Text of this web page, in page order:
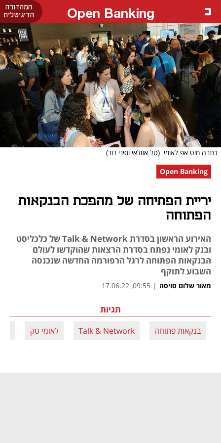
המהדורה
הדיגיטלית
Open Banking
כתבה מיט אפ לאומי (טל אזולאי וסיני דוד)
Open Banking
יריית הפתיחה של מהפכת הבנקאות
הפתוחה
האירוע הראשון בסדרת Talk & Network של כלכליסט
ובנק לאומי נפתח בסדרת הרצאות שהוקדשו לעולם
הבנקאות הפתוחה לרגל הרפורמה החדשה שנכנסה
השבוע לתוקף
מאור שלום סויסה |
09:55, 17.06.22
תגיות
בנקאות פתוחה Talk & Network לאומי טק